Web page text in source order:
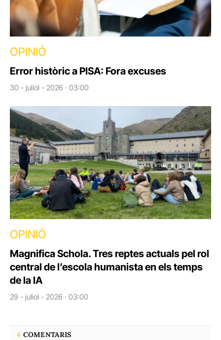
OPINIÓ
Error històric a PISA: Fora excuses
30 - juliol - 2026 · 03:00
OPINIÓ
Magnifica Schola. Tres reptes actuals pel rol
central de l’escola humanista en els temps
de la IA
29 - juliol - 2026 · 03:00
4 COMENTARIS